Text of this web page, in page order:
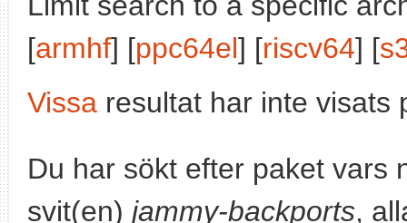
[armhf] [ppc64el] [riscv64] [
Vissa resultat har inte visats
Du har sökt efter paket vars
svit(en) jammy-backports,